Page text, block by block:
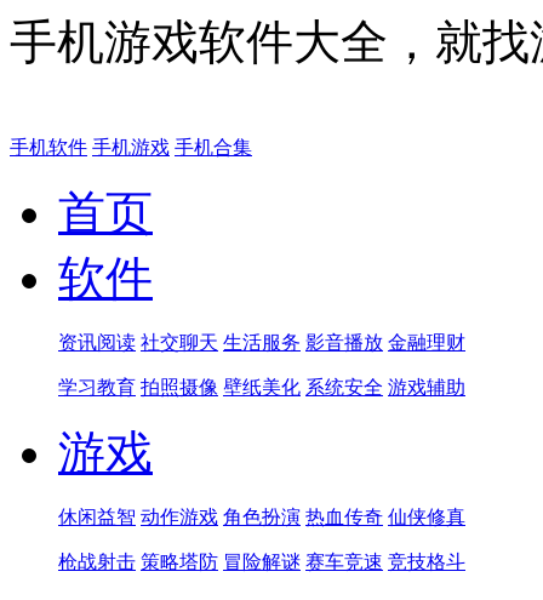
手机游戏软件大全，就
手机软件 手机游戏 手机合集
首页
软件
资讯阅读 社交聊天 生活服务 影音播放 金融理财
学习教育 拍照摄像 壁纸美化 系统安全 游戏辅助
游戏
休闲益智 动作游戏 角色扮演 热血传奇 仙侠修真
枪战射击 策略塔防 冒险解谜 赛车竞速 竞技格斗